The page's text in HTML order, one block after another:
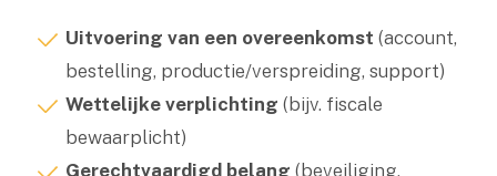
Uitvoering van een overeenkomst (account,
bestelling, productie/verspreiding, support)
Wettelijke verplichting (bijv. fiscale
bewaarplicht)
Gerechtvaardigd belang (beveiliging,